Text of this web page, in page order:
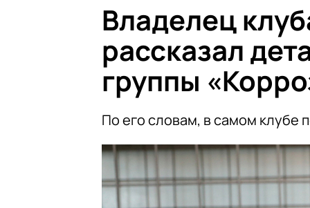
Владелец
рассказал
группы
По его словам, в самом клубе